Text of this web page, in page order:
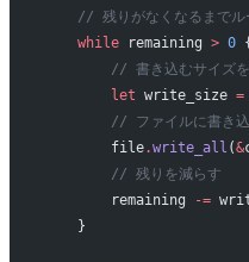
// 残りがなくなるまでル
    while
remaining > 0
// 書き込むサイズ
        let
write_size =
// ファイルに書き
        file
.write_all (&
        // 残りを減らす
        remaining
-=
    }